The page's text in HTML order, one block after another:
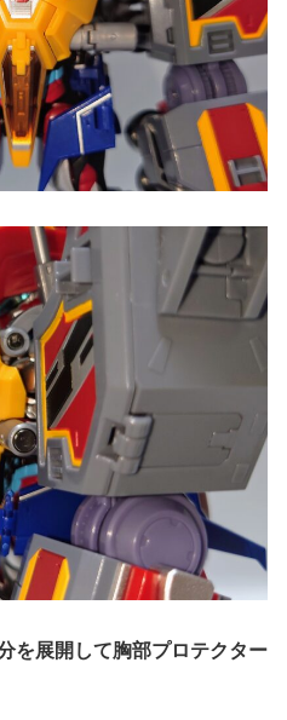
を展開して胸部プロテクター